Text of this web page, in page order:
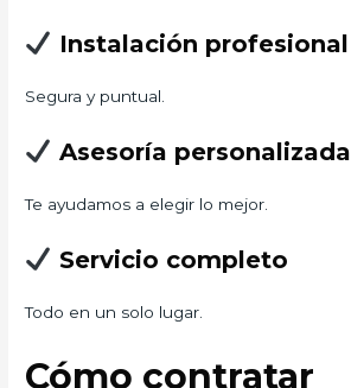
Instalación profesional
Segura y puntual.
Asesoría personalizada
Te ayudamos a elegir lo mejor.
Servicio completo
Todo en un solo lugar.
Cómo contratar